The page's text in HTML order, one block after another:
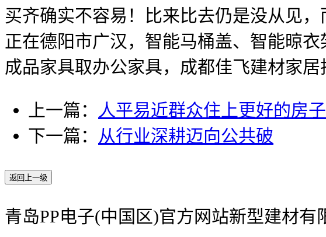
买齐确实不容易！比来比去仍是没从见
正在德阳市广汉，智能马桶盖、智能晾
成品家具取办公家具，成都佳飞建材家
上一篇：
人平易近群众住上更好的房
下一篇： 从行业深耕迈向公共破
返回上一级
青岛PP电子(中国区)官方网站新型建材有